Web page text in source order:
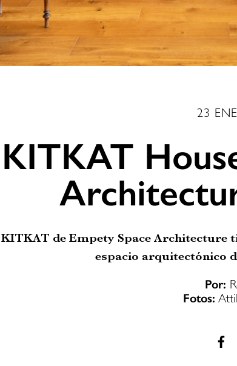
23
KITKAT
KITKAT de Empety Space
espacio arquitectónico
Por:
Fotos: